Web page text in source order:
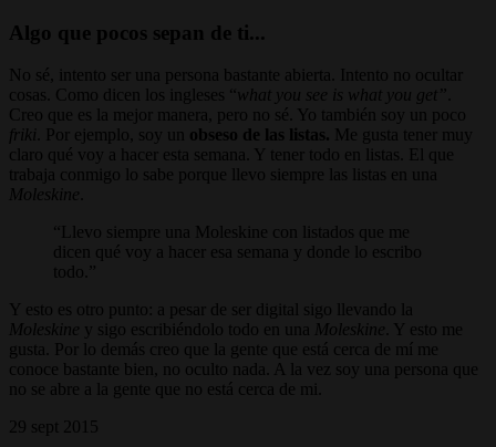
Algo que pocos sepan de ti...
No sé, intento ser una persona bastante abierta. Intento no ocultar
cosas. Como dicen los ingleses “ what you see is what you get”
Creo que es la mejor manera, pero no sé. Yo también soy un poco
friki . Por ejemplo, soy un obseso de las listas. Me gusta tener muy
claro qué voy a hacer esta semana. Y tener todo en listas. El que
trabaja conmigo lo sabe porque llevo siempre las listas en una
Moleskine
Llevo siempre una Moleskine con listados que me
dicen qué voy a hacer esa semana y donde lo escribo
todo.
Y esto es otro punto: a pesar de ser digital sigo llevando la
Moleskine y sigo escribiéndolo todo en una Moleskine
. Y esto me
gusta. Por lo demás creo que la gente que está cerca de mí me
conoce bastante bien, no oculto nada. A la vez soy una persona que
no se abre a la gente que no está cerca de mi.
29 sept 2015